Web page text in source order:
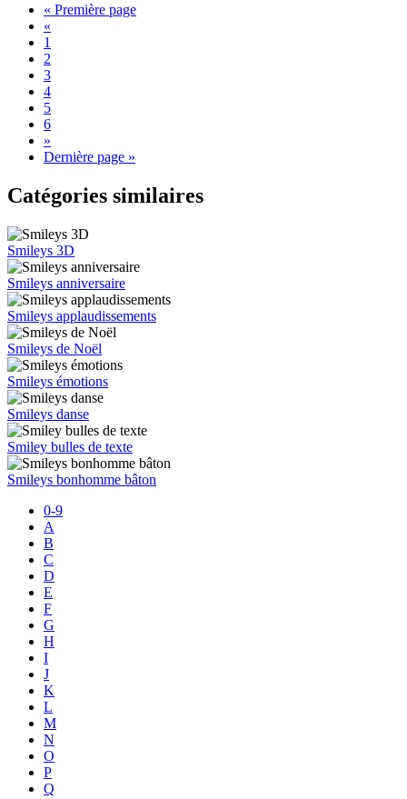
« Première page
«
1
2
3
4
5
6
»
Dernière page »
Catégories similaires
Smileys 3D
Smileys anniversaire
Smileys applaudissements
Smileys de Noël
Smileys émotions
Smileys danse
Smiley bulles de texte
Smileys bonhomme bâton
0-9
A
B
C
D
E
F
G
H
I
J
K
L
M
N
O
P
Q